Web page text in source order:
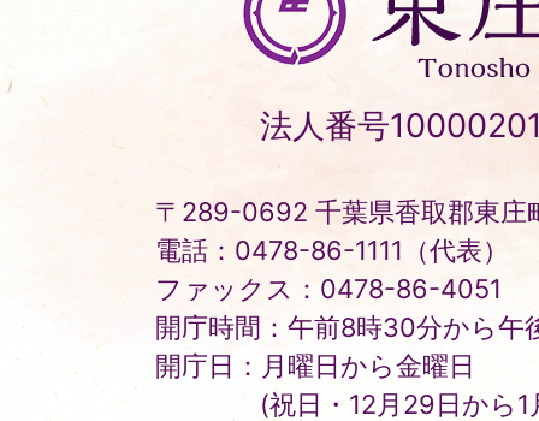
庄
町
Tonosho
Town
法人番号
〒289-0692 千葉県香取郡東庄
電話：0478-86-1111（代表）
ファックス：0478-86-4051
開庁時間：午前8時30分から午
開庁日：月曜日から金曜日
(祝日・12月29日から